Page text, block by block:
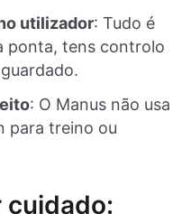
utilizador: Tudo é
ponta, tens controlo
: O Manus não usa
para treino ou
cuidado: